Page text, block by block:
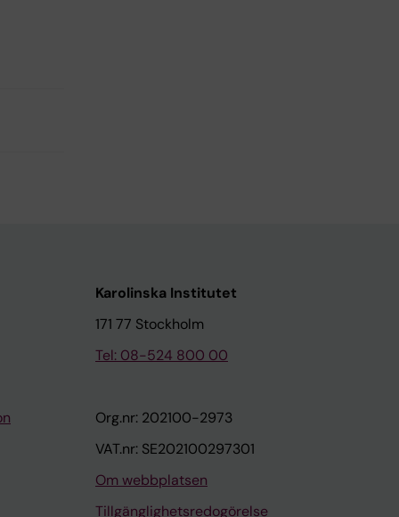
Karolinska Institutet
171 77 Stockholm
Tel: 08-524 800 00
Org.nr: 202100-2973
VAT.nr: SE202100297301
Om webbplatsen
Tillgänglighetsredogörelse